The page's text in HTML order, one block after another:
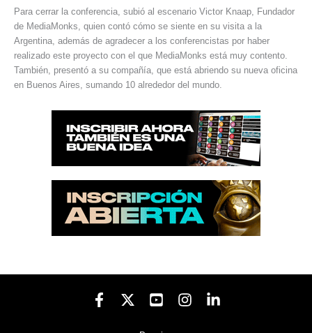
Para cerrar la conferencia, subió al escenario Victor Knaap, Fundador
de MediaMonks, quien contó cómo se siente en su visita a la
Argentina, además de agradecer a los conferencistas por haber
realizado este proyecto con el que MediaMonks está muy contento.
También, presentó a su compañía, que está abriendo su nueva oficina
en Buenos Aires, sumando 10 alrededor del mundo.